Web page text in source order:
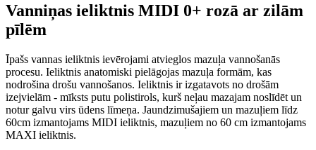
Vanniņas ieliktnis MIDI 0+ rozā ar zilām
pīlēm
Īpašs vannas ieliktnis ievērojami atvieglos mazuļa vannošanās
procesu. Ieliktnis anatomiski pielāgojas mazuļa formām, kas
nodrošina drošu vannošanos. Ieliktnis ir izgatavots no drošām
izejvielām - mīksts putu polistirols, kurš neļau mazajam noslīdēt un
notur galvu virs ūdens līmeņa. Jaundzimušajiem un mazuļiem līdz
60cm izmantojams MIDI ieliktnis, mazuļiem no 60 cm izmantojams
MAXI ieliktnis.